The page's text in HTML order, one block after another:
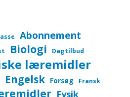
Abonnement
Biologi Dagtilbud
læremidler
Engelsk Forsøg Fransk
Fysik